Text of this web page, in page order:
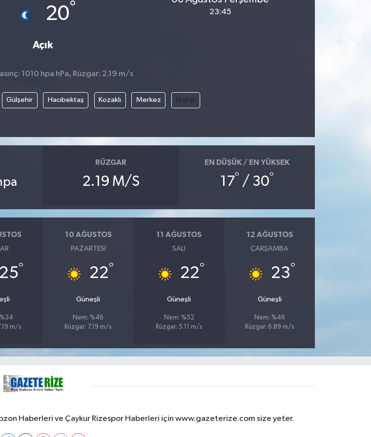
20°
Açık
23:45
1010 hpa hPa, Rüzgar: 2.19 m/s
Gülşehir Hacıbektaş Kozaklı Merkez Ürgüp
RÜZGAR
2.19 M/S
EN DÜŞÜK / EN YÜKSEK
17° / 30°
25°
m/s
10 AĞUSTOS
PAZARTESI
22°
Güneşli
Nem: %46
Rüzgar: 7.19 m/s
11 AĞUSTOS
SALI
22°
Güneşli
Nem: %52
Rüzgar: 5.11 m/s
12 AĞUSTOS
ÇARŞAMBA
23°
Güneşli
Nem: %46
Rüzgar: 6.89 m/s
Haberleri ve Çaykur Rizespor Haberleri için www.gazeterize.com size yeter.